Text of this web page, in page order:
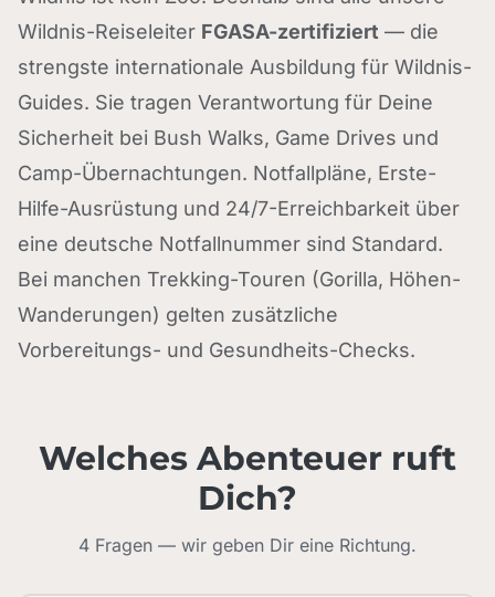
Wildnis-Reiseleiter FGASA-zertifiziert — die
strengste internationale Ausbildung für Wildnis-
Guides. Sie tragen Verantwortung für Deine
Sicherheit bei Bush Walks, Game Drives und
Camp-Übernachtungen. Notfallpläne, Erste-
Hilfe-Ausrüstung und 24/7-Erreichbarkeit über
eine deutsche Notfallnummer sind Standard.
Bei manchen Trekking-Touren (Gorilla, Höhen-
Wanderungen) gelten zusätzliche
Vorbereitungs- und Gesundheits-Checks.
Welches Abenteuer ruft
Dich?
4 Fragen — wir geben Dir eine Richtung.